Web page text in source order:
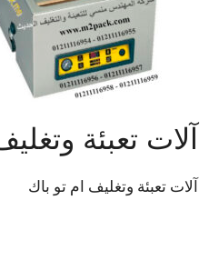
آلات تعبئة
آلات تعبئة وتغليف ام تو باك